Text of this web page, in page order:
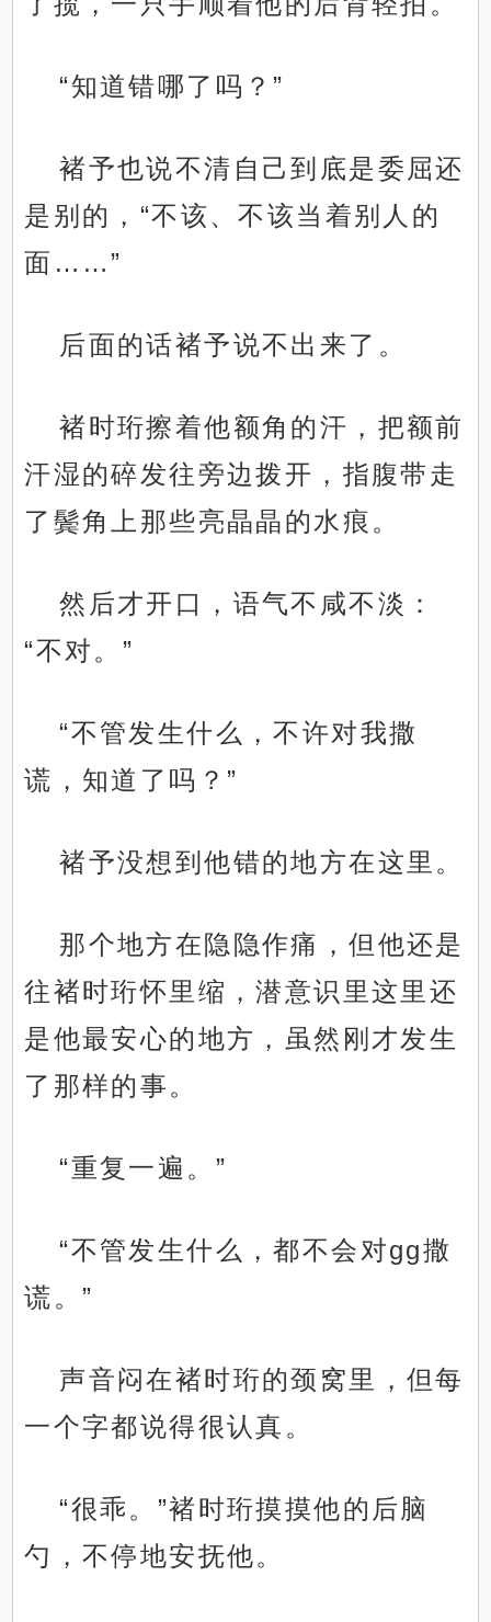
“知道错哪了吗？”
褚予也说不清自己到底是委屈还
是别的，“不该、不该当着别人的
面……”
后面的话褚予说不出来了。
褚时珩擦着他额角的汗，把额前
汗湿的碎发往旁边拨开，指腹带走
了鬓角上那些亮晶晶的水痕。
然后才开口，语气不咸不淡：
“不对。”
“不管发生什么，不许对我撒
谎，知道了吗？”
褚予没想到他错的地方在这里。
那个地方在隐隐作痛，但他还是
往褚时珩怀里缩，潜意识里这里还
是他最安心的地方，虽然刚才发生
了那样的事。
“重复一遍。”
“不管发生什么，都不会对gg撒
谎。”
声音闷在褚时珩的颈窝里，但每
一个字都说得很认真。
“很乖。”褚时珩摸摸他的后脑
勺，不停地安抚他。